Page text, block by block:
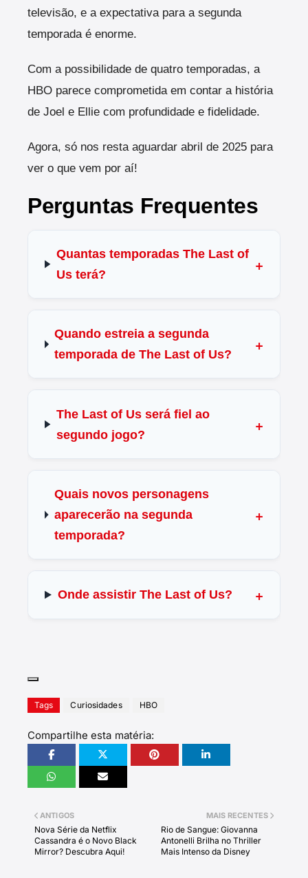
televisão, e a expectativa para a segunda
temporada é enorme.
Com a possibilidade de quatro temporadas, a
HBO parece comprometida em contar a história
de Joel e Ellie com profundidade e fidelidade.
Agora, só nos resta aguardar abril de 2025 para
ver o que vem por aí!
Perguntas Frequentes
Quantas temporadas The Last of
Us terá?
Quando estreia a segunda
temporada de The Last of Us?
The Last of Us será fiel ao
segundo jogo?
Quais novos personagens
aparecerão na segunda
temporada?
Onde assistir The Last of Us?
Tags Curiosidades HBO
Compartilhe esta matéria:
MAIS RECENTES
Rio de Sangue: Giovanna
Antonelli Brilha no Thriller
Mais Intenso da Disney
ANTIGOS
Nova Série da Netflix
Cassandra é o Novo Black
Mirror? Descubra Aqui!